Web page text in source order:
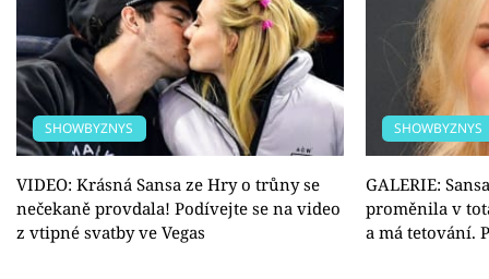
SHOWBYZNYS
VIDEO: Krásná Sansa ze Hry o trůny se
nečekaně provdala! Podívejte se na video
z vtipné svatby ve Vegas
SHOWBYZNYS
GALERIE:
proměnila v
a má tetování.